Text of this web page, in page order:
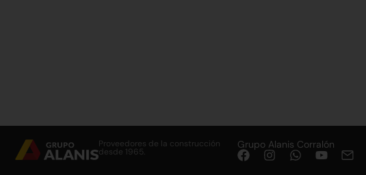
Proveedores de la construcción
desde 1965.
Grupo Alanis Corralón